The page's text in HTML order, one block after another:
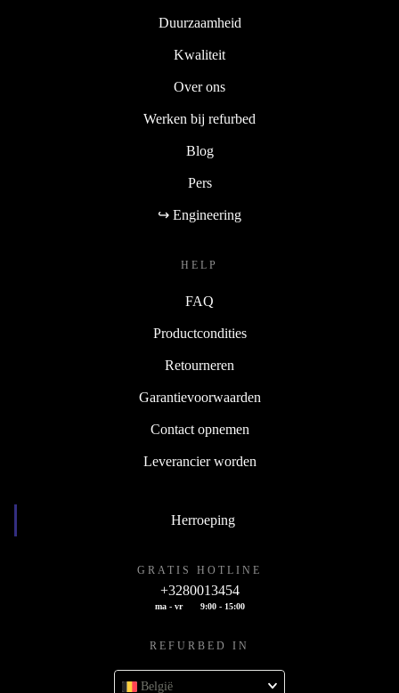
Duurzaamheid
Kwaliteit
Over ons
Werken bij refurbed
Blog
Pers
↪ Engineering
HELP
FAQ
Productcondities
Retourneren
Garantievoorwaarden
Contact opnemen
Leverancier worden
Herroeping
GRATIS HOTLINE
+3280013454
ma - vr 9:00 - 15:00
REFURBED IN
België